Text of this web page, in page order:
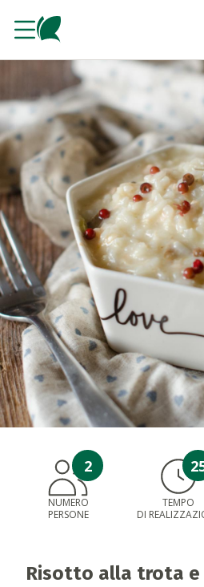
2
NUMERO
PERSONE
TEMPO
DI
Risotto alla trota e